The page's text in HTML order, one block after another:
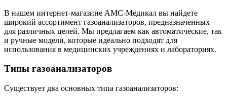
В нашем интернет-магазине АМС-Медикал вы найдете
широкий ассортимент газоанализаторов, предназначенных
для различных целей. Мы предлагаем как автоматические, так
и ручные модели, которые идеально подходят для
использования в медицинских учреждениях и лабораториях.
Типы газоанализаторов
Существует два основных типа газоанализаторов: